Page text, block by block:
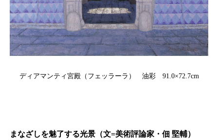
ディアマンティ宮殿（フェッラーラ） 油彩 91.0×72.7cm
まなざしを魅了する光景（文=美術評論家・佃 堅輔）